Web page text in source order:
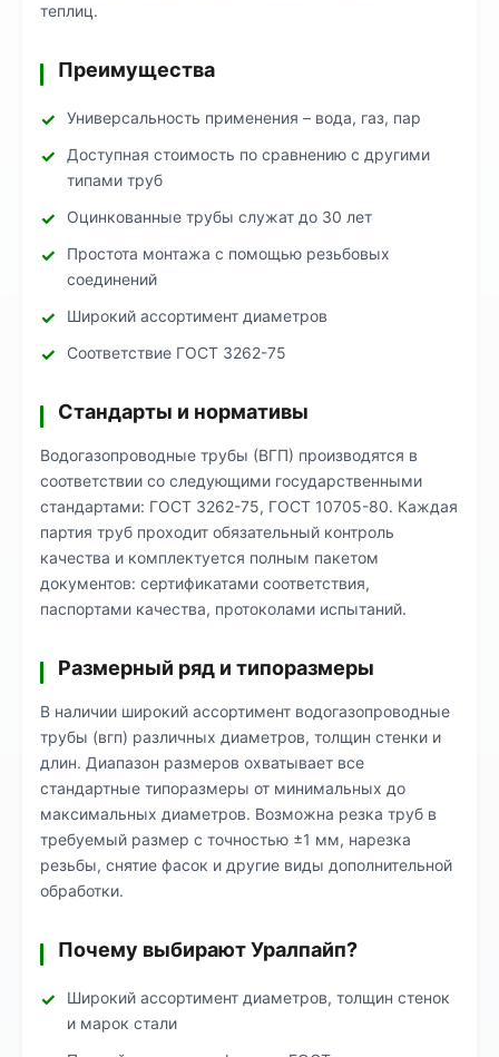
теплиц.
Преимущества
Универсальность применения – вода, газ, пар
Доступная стоимость по сравнению с другими
типами труб
Оцинкованные трубы служат до 30 лет
Простота монтажа с помощью резьбовых
соединений
Широкий ассортимент диаметров
Соответствие ГОСТ 3262-75
Стандарты и нормативы
Водогазопроводные трубы (ВГП) производятся в
соответствии со следующими государственными
стандартами: ГОСТ 3262-75, ГОСТ 10705-80. Каждая
партия труб проходит обязательный контроль
качества и комплектуется полным пакетом
документов: сертификатами соответствия,
паспортами качества, протоколами испытаний.
Размерный ряд и типоразмеры
В наличии широкий ассортимент водогазопроводные
трубы (вгп) различных диаметров, толщин стенки и
длин. Диапазон размеров охватывает все
стандартные типоразмеры от минимальных до
максимальных диаметров. Возможна резка труб в
требуемый размер с точностью ±1 мм, нарезка
резьбы, снятие фасок и другие виды дополнительной
обработки.
Почему выбирают Уралпайп?
Широкий ассортимент диаметров, толщин стенок
и марок стали